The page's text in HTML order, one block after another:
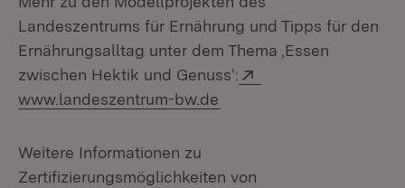
Landeszentrums für Ernährung und Tipps für den
Ernährungsalltag unter dem Thema ‚Essen
zwischen Hektik und Genuss‘:
www.landeszentrum-bw.de
Weitere Informationen zu
Zertifizierungsmöglichkeiten von